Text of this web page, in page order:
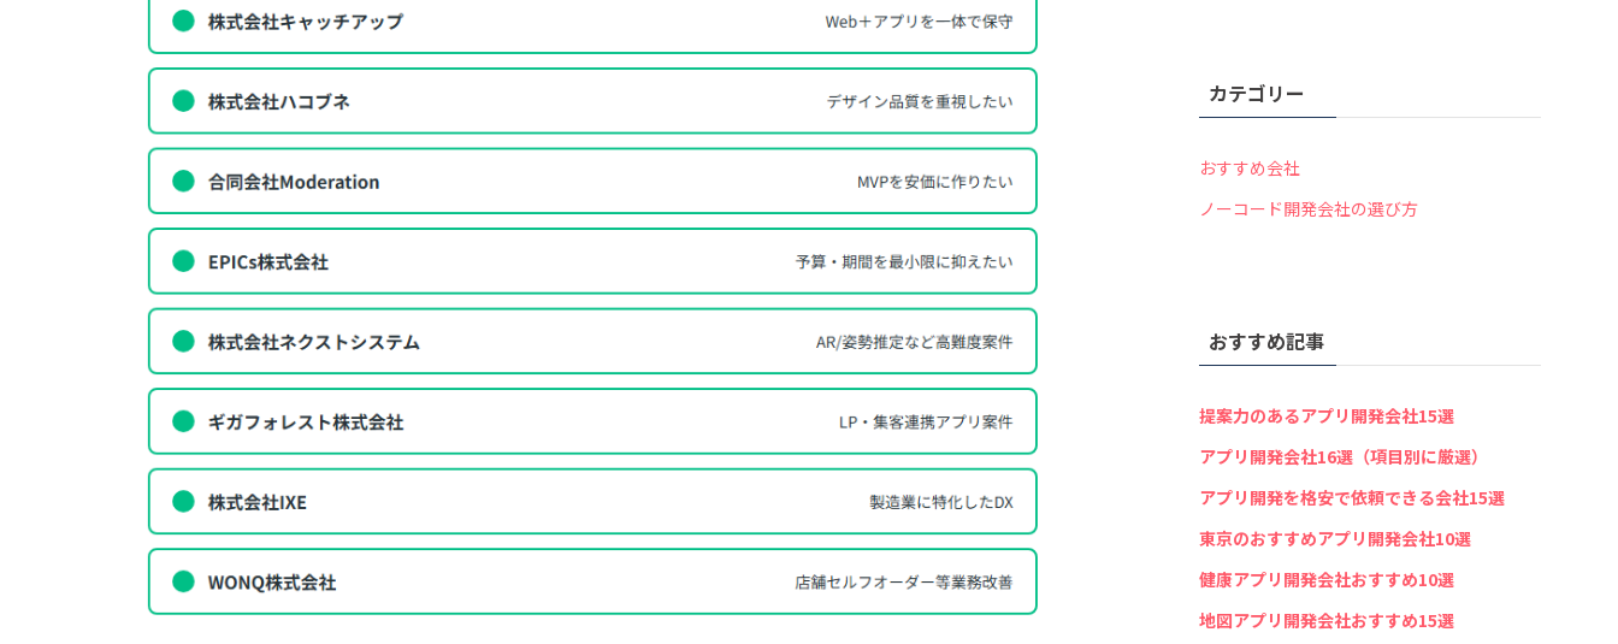
カテゴリー
おすすめ会社
ノーコード開発会社の選び方
おすすめ記事
提案力のあるアプリ開発会社15選
アプリ開発会社16選（項目別に厳選）
アプリ開発を格安で依頼できる会社15選
東京のおすすめアプリ開発会社10選
健康アプリ開発会社おすすめ10選
地図アプリ開発会社おすすめ15選